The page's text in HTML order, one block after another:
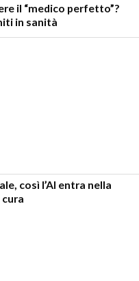
il “medico perfetto”?
in sanità
così l’AI entra nella